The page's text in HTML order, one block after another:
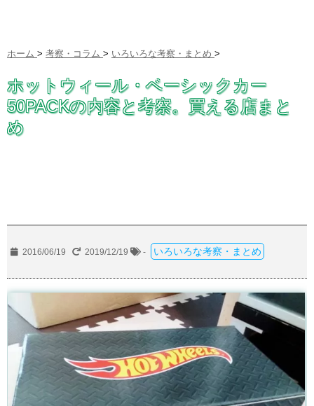
ホーム > 考察・コラム > いろいろな考察・まとめ >
ホットウィール・ベーシックカー
50PACKの内容と考察。買える店まと
め
2016/06/19 2019/12/19 - いろいろな考察・まとめ